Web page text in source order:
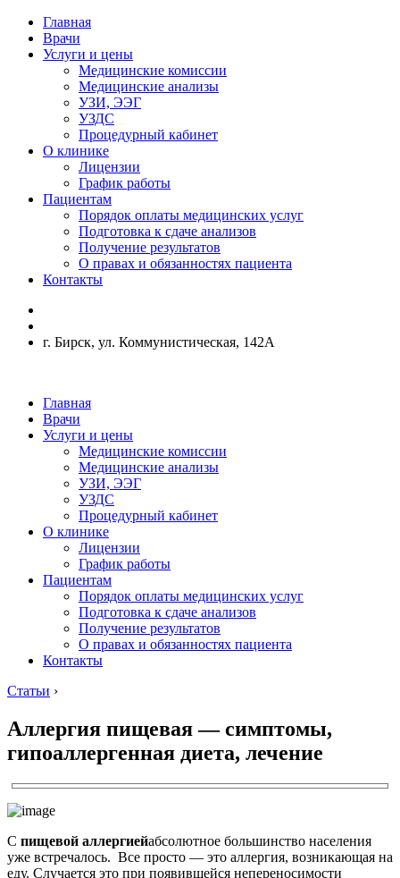
Главная
Врачи
Услуги и цены
Медицинские комиссии
Медицинские анализы
УЗИ, ЭЭГ
УЗДС
Процедурный кабинет
О клинике
Лицензии
График работы
Пациентам
Порядок оплаты медицинских услуг
Подготовка к сдаче анализов
Получение результатов
О правах и обязанностях пациента
Контакты
г. Бирск, ул. Коммунистическая, 142А
Главная
Врачи
Услуги и цены
Медицинские комиссии
Медицинские анализы
УЗИ, ЭЭГ
УЗДС
Процедурный кабинет
О клинике
Лицензии
График работы
Пациентам
Порядок оплаты медицинских услуг
Подготовка к сдаче анализов
Получение результатов
О правах и обязанностях пациента
Контакты
Статьи ›
Аллергия пищевая — симптомы,
гипоаллергенная диета, лечение
С пищевой аллергиейабсолютное большинство населения
уже встречалось. Все просто — это аллергия, возникающая на
еду. Случается это при появившейся непереносимости